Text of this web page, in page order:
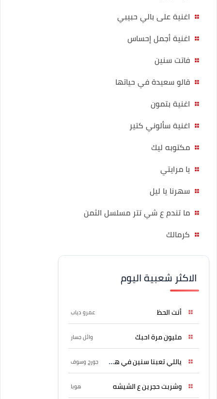
اغنية على بالي حبيبي
اغنية أجمل إحساس
فاتت سنين
قالو سعيدة في حياتها
اغنية بتمون
اغنية سألوني كتير
مكتوبه ليك
يا مرايتي
سهرنا يا ليل
ما تندم ع شي تتر مسلسل الثمن
كرمالك
الاكثر شعبية اليوم
أنت الحظ عمرو دياب
مليون مرة احبك وائل جسار
ياللي تعبنا سنين في هواه جورج وسوف
وشربت حجرين ع الشيشه هوبا